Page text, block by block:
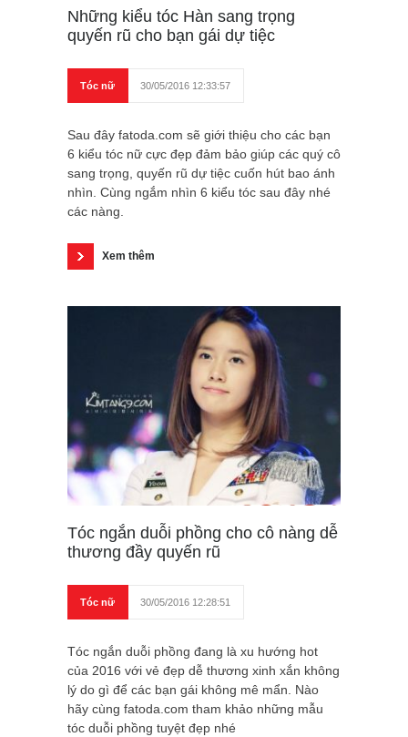
Những kiểu tóc Hàn sang trọng
quyến rũ cho bạn gái dự tiệc
Tóc nữ 30/05/2016 12:33:57
Sau đây fatoda.com sẽ giới thiệu cho các bạn
6 kiểu tóc nữ cực đẹp đảm bảo giúp các quý cô
sang trọng, quyến rũ dự tiệc cuốn hút bao ánh
nhìn. Cùng ngắm nhìn 6 kiểu tóc sau đây nhé
các nàng.
Xem thêm
Tóc ngắn duỗi phồng cho cô nàng dễ
thương đầy quyến rũ
Tóc nữ 30/05/2016 12:28:51
Tóc ngắn duỗi phồng đang là xu hướng hot
của 2016 với vẻ đẹp dễ thương xinh xắn không
lý do gì để các bạn gái không mê mẩn. Nào
hãy cùng fatoda.com tham khảo những mẫu
tóc duỗi phồng tuyệt đẹp nhé